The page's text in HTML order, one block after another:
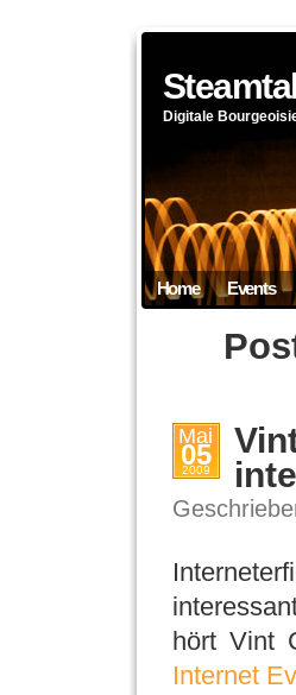
Digitale
Home Events
Mai
05
2009
hört Vint
Internet